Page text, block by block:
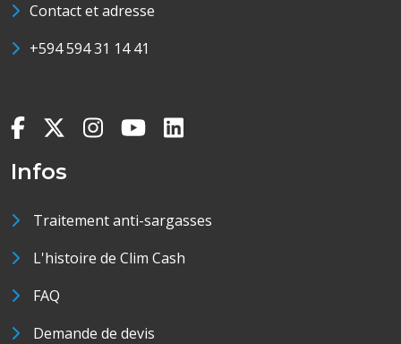
Contact et adresse
+594 594 31 14 41
Infos
Traitement anti-sargasses
L'histoire de Clim Cash
FAQ
Demande de devis